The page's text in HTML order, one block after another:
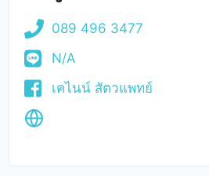
089 496 3477
N/A
เคไนน์ สัตวแพทย์